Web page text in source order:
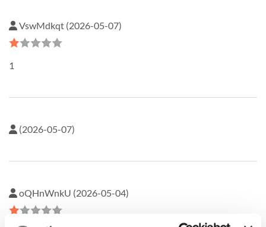
VswMdkqt (2026-05-07)
1
(2026-05-07)
oQHnWnkU (2026-05-04)